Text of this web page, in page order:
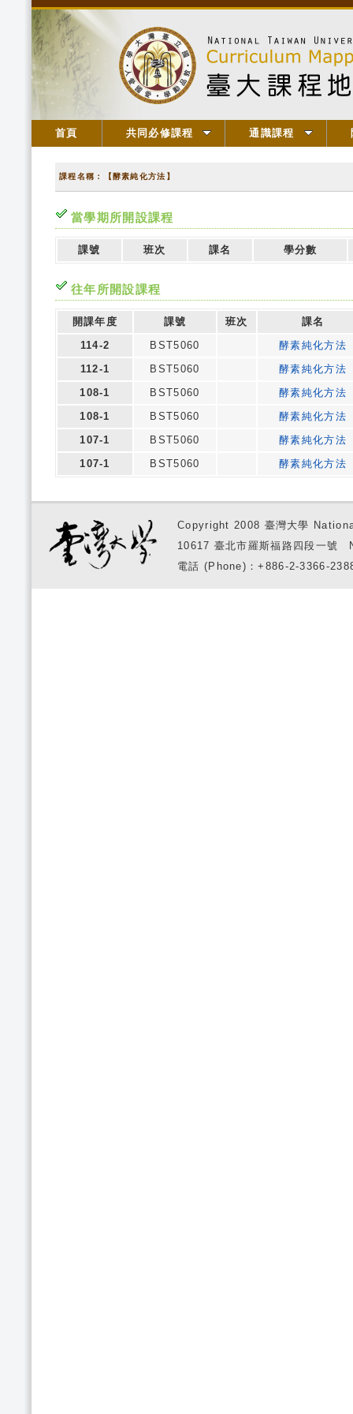
首頁 共同必修課程 通識課程
課程名稱：【酵素純化方法】
當學期所開設課程
課號 班次 課名 學分數
往年所開設課程
開課年度 課號 班次
課名
114-2
BST5060
酵素純化方法
112-1
BST5060
酵素純化方法
108-1
BST5060
酵素純化方法
108-1
BST5060
酵素純化方法
107-1
BST5060
酵素純化方法
107-1
BST5060 酵素純化方法
Copyright 2008 臺灣大學
10617 臺北市羅斯福路四段一
電話 (Phone)：+886-2-3366-